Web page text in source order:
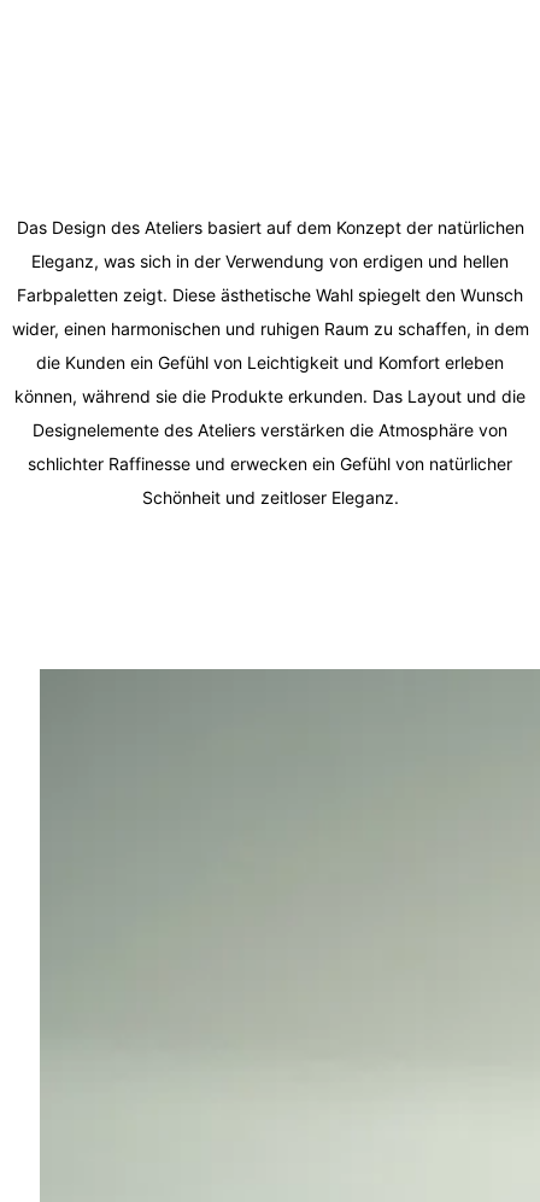
Das Design des Ateliers basiert auf dem Konzept der natürlichen
Eleganz, was sich in der Verwendung von erdigen und hellen
Farbpaletten zeigt. Diese ästhetische Wahl spiegelt den Wunsch
wider, einen harmonischen und ruhigen Raum zu schaffen, in dem
die Kunden ein Gefühl von Leichtigkeit und Komfort erleben
können, während sie die Produkte erkunden. Das Layout und die
Designelemente des Ateliers verstärken die Atmosphäre von
schlichter Raffinesse und erwecken ein Gefühl von natürlicher
Schönheit und zeitloser Eleganz.